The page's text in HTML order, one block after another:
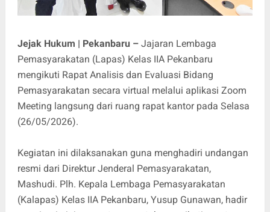
Jejak Hukum | Pekanbaru – Jajaran Lembaga
Pemasyarakatan (Lapas) Kelas IIA Pekanbaru
mengikuti Rapat Analisis dan Evaluasi Bidang
Pemasyarakatan secara virtual melalui aplikasi Zoom
Meeting langsung dari ruang rapat kantor pada Selasa
(26/05/2026).
Kegiatan ini dilaksanakan guna menghadiri undangan
resmi dari Direktur Jenderal Pemasyarakatan,
Mashudi. Plh. Kepala Lembaga Pemasyarakatan
(Kalapas) Kelas IIA Pekanbaru, Yusup Gunawan, hadir